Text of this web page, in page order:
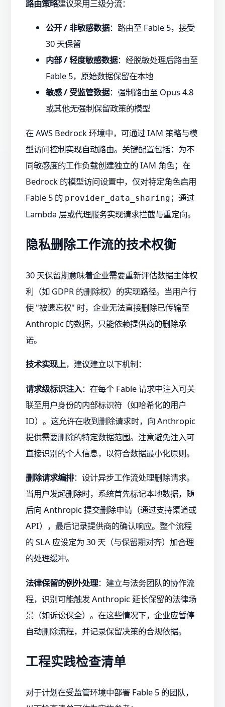
路由策略建议采用三级分流：
公开 / 非敏感数据：路由至 Fable 5，接受
30 天保留
内部 / 轻度敏感数据：经脱敏处理后路由至
Fable 5，原始数据保留在本地
敏感 / 受监管数据：强制路由至 Opus 4.8
或其他无强制保留政策的模型
在 AWS Bedrock 环境中，可通过 IAM 策略与模
型访问控制实现自动路由。关键配置包括：为不
同敏感度的工作负载创建独立的 IAM 角色；在
Bedrock 的模型访问设置中，仅对特定角色启用
Fable 5 的 provider_data_sharing ；通过
Lambda 层或代理服务实现请求拦截与重定向。
隐私删除工作流的技术权衡
30 天保留期意味着企业需要重新评估数据主体权
利（如 GDPR 的删除权）的实现路径。当用户行
使 "被遗忘权" 时，企业无法直接删除已传输至
Anthropic 的数据，只能依赖提供商的删除承
诺。
技术实现上，建议建立以下机制：
请求级标识注入：在每个 Fable 请求中注入可关
联至用户身份的内部标识符（如哈希化的用户
ID）。这允许在收到删除请求时，向 Anthropic
提供需要删除的特定数据范围。注意避免注入可
直接识别的个人信息，以符合数据最小化原则。
删除请求编排：设计异步工作流处理删除请求。
当用户发起删除时，系统首先标记本地数据，随
后向 Anthropic 提交删除申请（通过支持渠道或
API），最后记录提供商的确认响应。整个流程
的 SLA 应设定为 30 天（与保留期对齐）加合理
的处理缓冲。
法律保留的例外处理：建立与法务团队的协作流
程，识别可能触发 Anthropic 延长保留的法律场
景（如诉讼保全）。在这些情况下，企业应暂停
自动删除流程，并记录保留决策的合规依据。
工程实践检查清单
对于计划在受监管环境中部署 Fable 5 的团队，